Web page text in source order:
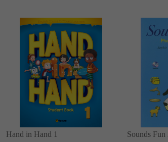
Hand in Hand 1 Sounds Fun